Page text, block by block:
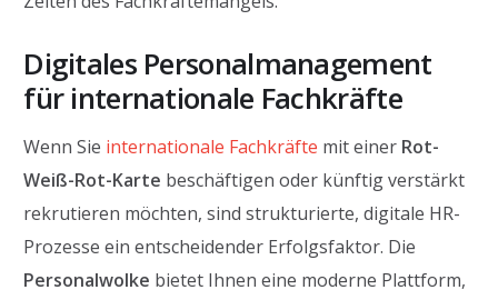
Digitales Personalmanagement
für internationale Fachkräfte
Wenn Sie internationale Fachkräfte mit einer Rot-
Weiß-Rot-Karte beschäftigen oder künftig verstärkt
rekrutieren möchten, sind strukturierte, digitale HR-
Prozesse ein entscheidender Erfolgsfaktor. Die
Personalwolke bietet Ihnen eine moderne Plattform,